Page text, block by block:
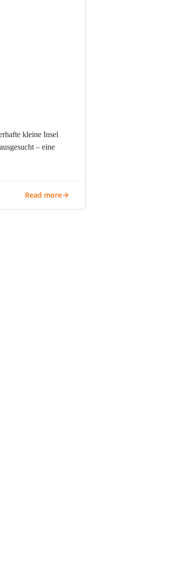
kleine Insel
– eine
Read more